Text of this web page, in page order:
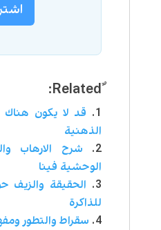
ٌRelated:
قد لا يكون هناك
الذهنية
شرح الارهاب
الوحشية فينا
الحقيقة والزيف
للذاكرة
سقراط والتطور